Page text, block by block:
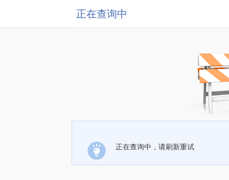
正在查询中
正在查询中，请刷新重试